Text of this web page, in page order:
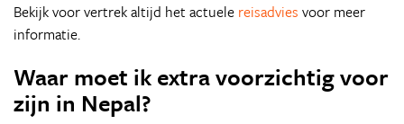
Bekijk voor vertrek altijd het actuele reisadvies voor meer
informatie.
Waar moet ik extra voorzichtig voor
zijn in Nepal?